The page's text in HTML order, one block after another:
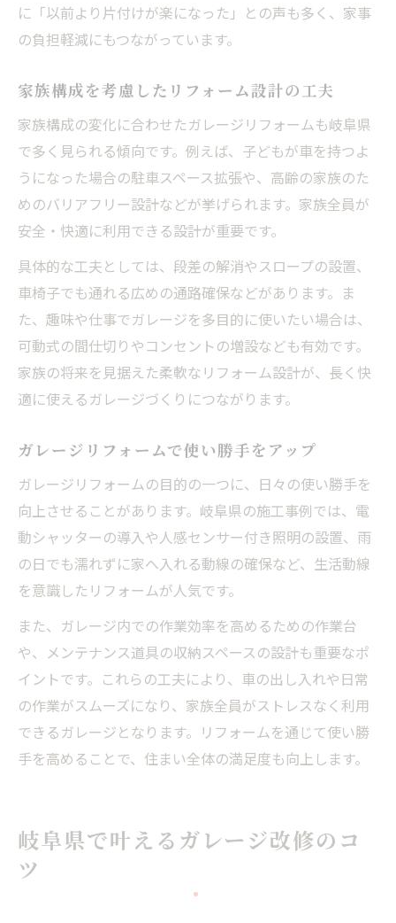
に「以前より片付けが楽になった」との声も多く、家事
の負担軽減にもつながっています。
家族構成を考慮したリフォーム設計の工夫
家族構成の変化に合わせたガレージリフォームも岐阜県
で多く見られる傾向です。例えば、子どもが車を持つよ
うになった場合の駐車スペース拡張や、高齢の家族のた
めのバリアフリー設計などが挙げられます。家族全員が
安全・快適に利用できる設計が重要です。
具体的な工夫としては、段差の解消やスロープの設置、
車椅子でも通れる広めの通路確保などがあります。ま
た、趣味や仕事でガレージを多目的に使いたい場合は、
可動式の間仕切りやコンセントの増設なども有効です。
家族の将来を見据えた柔軟なリフォーム設計が、長く快
適に使えるガレージづくりにつながります。
ガレージリフォームで使い勝手をアップ
ガレージリフォームの目的の一つに、日々の使い勝手を
向上させることがあります。岐阜県の施工事例では、電
動シャッターの導入や人感センサー付き照明の設置、雨
の日でも濡れずに家へ入れる動線の確保など、生活動線
を意識したリフォームが人気です。
また、ガレージ内での作業効率を高めるための作業台
や、メンテナンス道具の収納スペースの設計も重要なポ
イントです。これらの工夫により、車の出し入れや日常
の作業がスムーズになり、家族全員がストレスなく利用
できるガレージとなります。リフォームを通じて使い勝
手を高めることで、住まい全体の満足度も向上します。
岐阜県で叶えるガレージ改修のコ
ツ